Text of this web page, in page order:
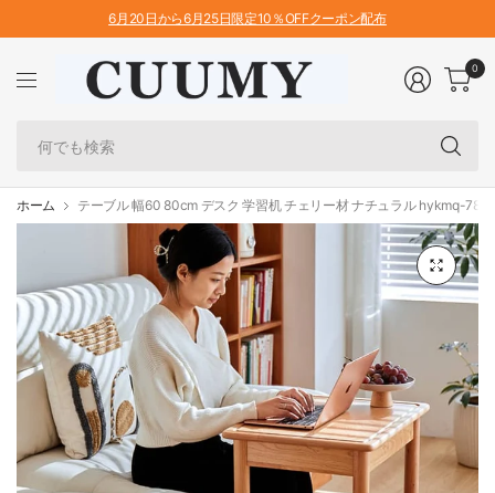
6月20日から6月25日限定10％OFFクーポン配布
検
索
0
ホーム テーブル 幅60 80cm デスク 学習机 チェリー材 ナチュラル hykmq-785